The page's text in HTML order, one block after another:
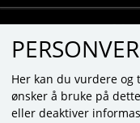
Her kan du vurdere og
ønsker å bruke på
eller deaktiver